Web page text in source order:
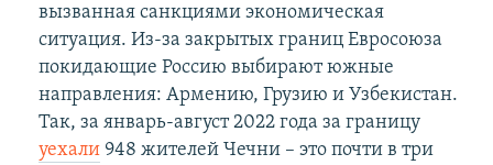
вызванная санкциями экономическая
ситуация. Из-за закрытых границ Евросоюза
покидающие Россию выбирают южные
направления: Армению, Грузию и Узбекистан.
Так, за январь-август 2022 года за границу
уехали948 жителей Чечни – это почти в три